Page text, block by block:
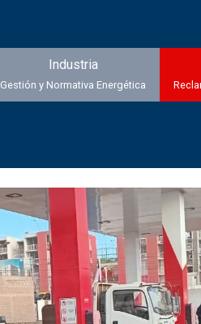
Industria
Gestión y Normativa Energética